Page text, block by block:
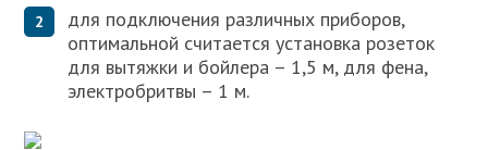
для подключения различных приборов,
оптимальной считается установка розеток
для вытяжки и бойлера – 1,5 м, для фена,
электробритвы – 1 м.